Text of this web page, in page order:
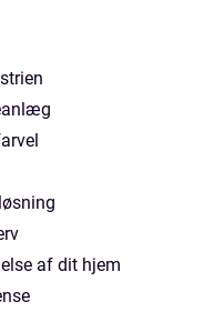
af dit hjem